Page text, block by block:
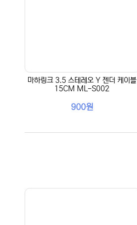
마하링크 3.5 스테레오 Y 젠더 케이블
15CM ML-S002
900원